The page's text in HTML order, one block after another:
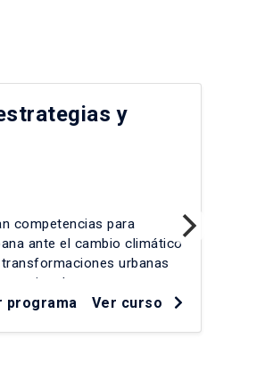
y
competencias para
ante el cambio climático
urbanas
nacionales e
como crecimiento
Ver curso
programa